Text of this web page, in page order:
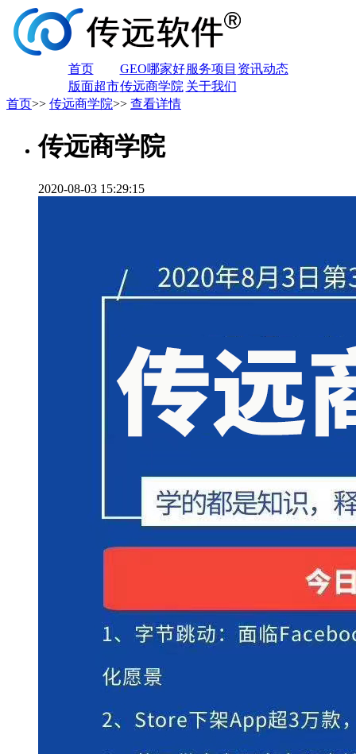
首页 GEO哪家好 服务项目 资讯动态
版面超市传远商学院 关于我们
首页>> 传远商学院>> 查看详情
传远商学院
2020-08-03 15:29:15